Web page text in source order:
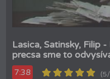
Lasica, Satinsky, Filip
precsa sme to
7:38